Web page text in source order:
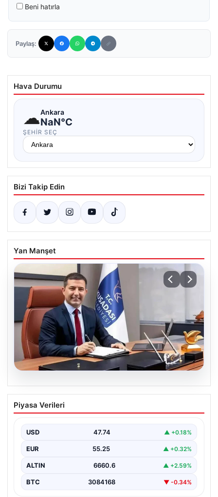
Beni hatırla
Paylaş:
Hava Durumu
☁Ankara
NaN°C
ŞEHIR SEÇ
Bizi Takip Edin
Yan Manşet
07.08.2026
Ömer Günel’in avukatlarından suç
duyurusu: ‘Soruşturmanın gizliliği ihlal
Piyasa Verileri
USD 47.74 ▲ +0.18%
EUR 55.25 ▲ +0.32%
ALTIN 6660.6 ▲ +2.59%
BTC 3084168 ▼ -0.34%